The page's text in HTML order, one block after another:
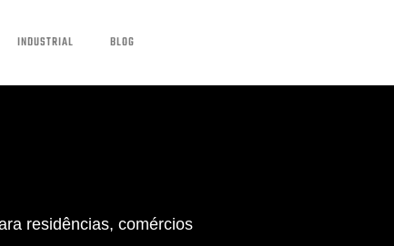
INDUSTRIAL BLOG
residências, comércios